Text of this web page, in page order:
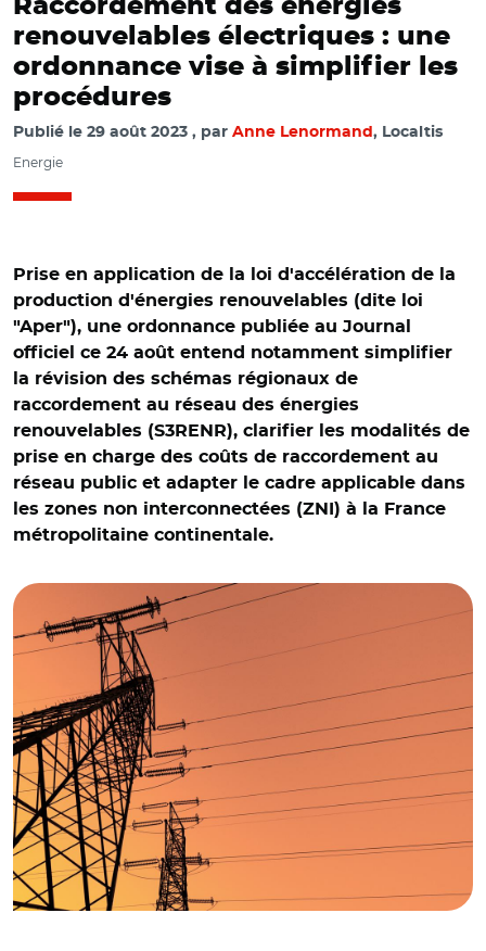
Raccordement des énergies
renouvelables électriques : une
ordonnance vise à simplifier les
procédures
Publié le 29 août 2023 par Anne Lenormand , Localtis
Energie
Prise en application de la loi d'accélération de la
production d'énergies renouvelables (dite loi
"Aper"), une ordonnance publiée au Journal
officiel ce 24 août entend notamment simplifier
la révision des schémas régionaux de
raccordement au réseau des énergies
renouvelables (S3RENR), clarifier les modalités de
prise en charge des coûts de raccordement au
réseau public et adapter le cadre applicable dans
les zones non interconnectées (ZNI) à la France
métropolitaine continentale.